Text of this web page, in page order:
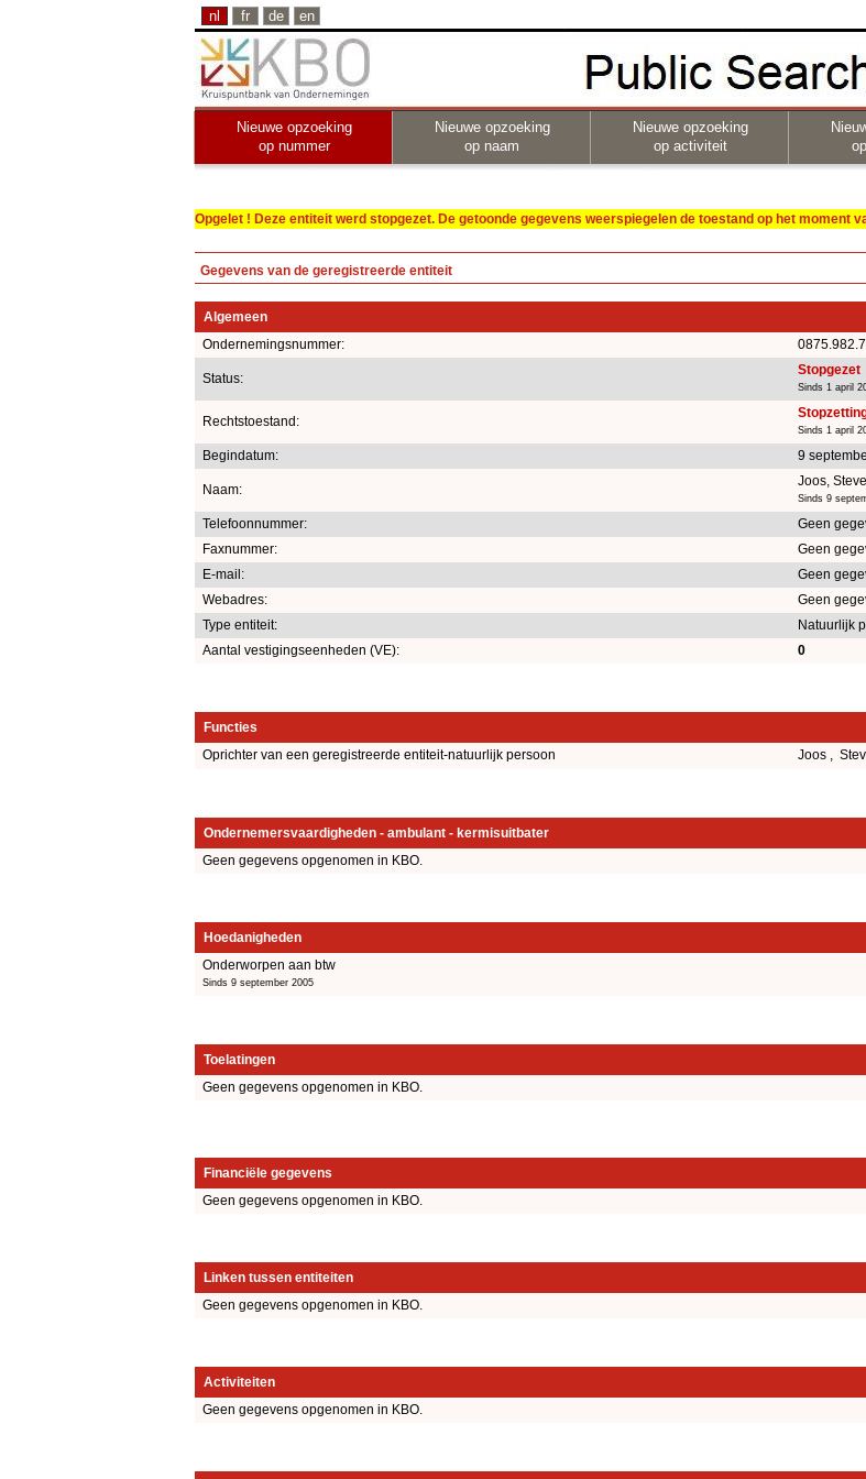
nl fr de en
Nieuwe opzoeking
op nummer
Nieuwe opzoeking
op naam
Nieuwe opzoeking
op activiteit
Opgelet ! Deze entiteit werd stopgezet. De getoonde gegevens weerspiegelen de toestand op het moment
Gegevens van de geregistreerde entiteit
Algemeen
Ondernemingsnummer:
Status:
Stopgezet
Sinds 1 april
Rechtstoestand:
Sinds 1 april
Begindatum: 9
Naam:
Joos,
Sinds 9
Telefoonnummer:
Geen
Faxnummer:
Geen
E-mail:
Geen
Webadres:
Geen
Type entiteit:
Natuurlijk
Aantal vestigingseenheden (VE):
0
Functies
Oprichter van een geregistreerde entiteit-natuurlijk persoon
Joos ,
Ondernemersvaardigheden - ambulant - kermisuitbater
Geen gegevens opgenomen in KBO.
Hoedanigheden
Onderworpen aan btw
Sinds 9 september 2005
Toelatingen
Geen gegevens opgenomen in KBO.
Financiële gegevens
Geen gegevens opgenomen in KBO.
Linken tussen entiteiten
Geen gegevens opgenomen in KBO.
Activiteiten
Geen gegevens opgenomen in KBO.